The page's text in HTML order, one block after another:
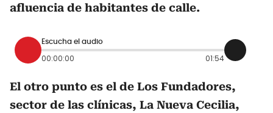
afluencia de habitantes de calle.
Escucha el audio
00:00:00 01:54
El otro punto es el de Los Fundadores,
sector de las clínicas, La Nueva Cecilia,